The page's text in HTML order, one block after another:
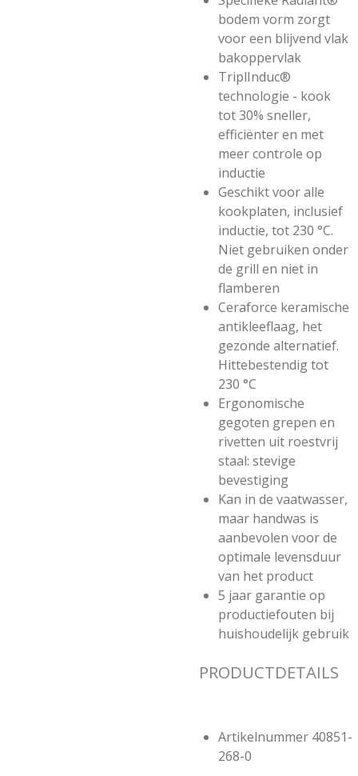
bodem vorm zorgt
voor een blijvend vlak
bakoppervlak
TriplInduc®
technologie - kook
tot 30% sneller,
efficiënter en met
meer controle op
inductie
Geschikt voor alle
kookplaten, inclusief
inductie, tot 230 °C.
Niet gebruiken onder
de grill en niet in
flamberen
Ceraforce keramische
antikleeflaag, het
gezonde alternatief.
Hittebestendig tot
230 °C
Ergonomische
gegoten grepen en
rivetten uit roestvrij
staal: stevige
bevestiging
Kan in de vaatwasser,
maar handwas is
aanbevolen voor de
optimale levensduur
van het product
5 jaar garantie op
productiefouten bij
huishoudelijk gebruik
PRODUCTDETAILS
Artikelnummer 40851-
268-0